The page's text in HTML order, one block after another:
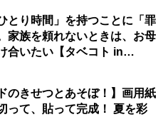
とり時間」を持つことに「罪
家族を頼れないときは、お母
合いたい【タベコト in
のきせつとあそぼ！】画用紙
って、貼って完成！ 夏を彩